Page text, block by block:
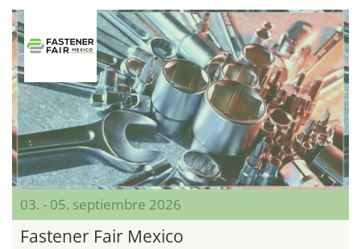
03. - 05. septiembre 2026
Fastener Fair Mexico